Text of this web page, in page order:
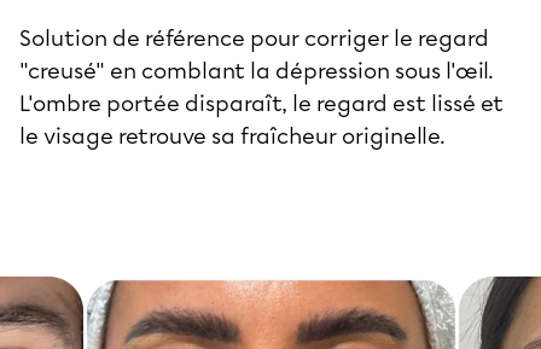
Solution de référence pour corriger le regard
"creusé" en comblant la dépression sous l'œil.
L'ombre portée disparaît, le regard est lissé et
le visage retrouve sa fraîcheur originelle.